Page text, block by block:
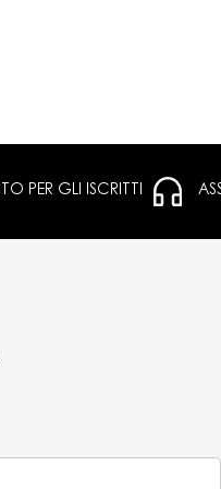
PER GLI ISCRITTI